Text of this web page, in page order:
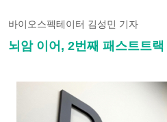
바이오스펙테이터 김성민 기자
뇌암 이어, 2번째 패스트트랙